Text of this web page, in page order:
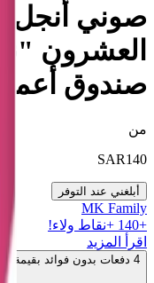
صوني أنجل
العشرون
صندوق
من
SAR140
أبلغني عند التوفر
MK Family
+
140 +نقاط ولاء!
اقرأ المزيد
4 دفعات بدون فوائد بقيمة 50